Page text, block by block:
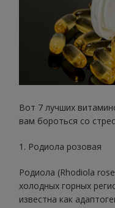
Вот 7 лучших
вам бороться со
1. Родиола розовая
Родиола (Rhodiola
холодных горных
известна как